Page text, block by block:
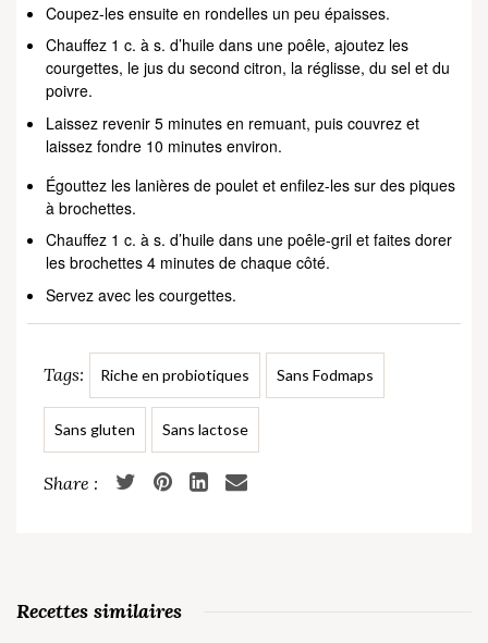
Coupez-les ensuite en rondelles un peu épaisses.
Chauffez 1 c. à s. d’huile dans une poêle, ajoutez les
courgettes, le jus du second citron, la réglisse, du sel et du
poivre.
Laissez revenir 5 minutes en remuant, puis couvrez et
laissez fondre 10 minutes environ.
Égouttez les lanières de poulet et enfilez-les sur des piques
à brochettes.
Chauffez 1 c. à s. d’huile dans une poêle-gril et faites dorer
les brochettes 4 minutes de chaque côté.
Servez avec les courgettes.
Tags: Riche en probiotiques Sans Fodmaps
Sans gluten Sans lactose
Recettes similaires